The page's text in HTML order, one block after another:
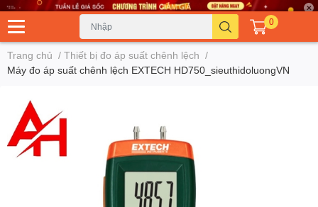
0
Trang chủ / Thiết bị đo áp suất chênh lệch /
Máy đo áp suất chênh lệch EXTECH HD750_sieuthidoluongVN